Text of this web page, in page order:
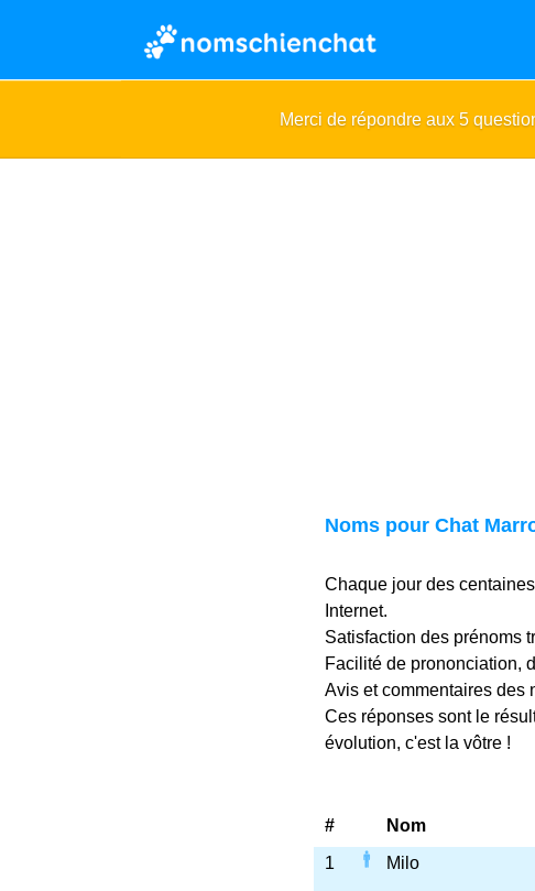
Merci de répondre aux 5
Noms pour Chat
Chaque jour des
Internet.
Satisfaction des prénoms
Facilité de prononciation,
Avis et commentaires des
Ces réponses sont le
évolution, c'est la vôtre !
# Nom
1
Milo